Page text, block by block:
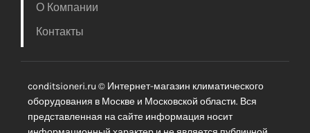
О Компании
Контакты
conditsioneri.ru © Интернет-магазин климатического
оборудования в Москве и Московской области. Вся
представленная на сайте информация носит